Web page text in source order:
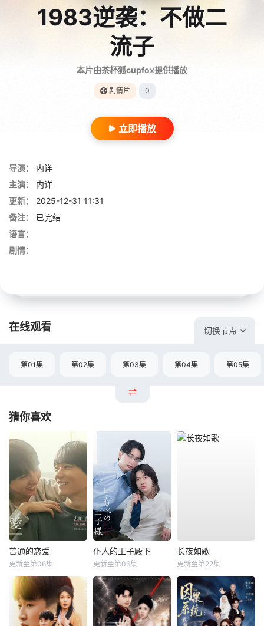
1983逆袭：不做二
流子
本片由茶杯狐cupfox提供播放
剧情片 0
立即播放
导演：
内详
主演：
内详
更新：
2025-12-31 11:31
备注：
已完结
语言：
剧情：
在线观看 切换节点
第01集 第02集 第03集 第04集 第05集
猜你喜欢
普通的恋爱
更新至第06集
仆人的王子殿下
更新至第06集
长夜如歌
更新至第22集